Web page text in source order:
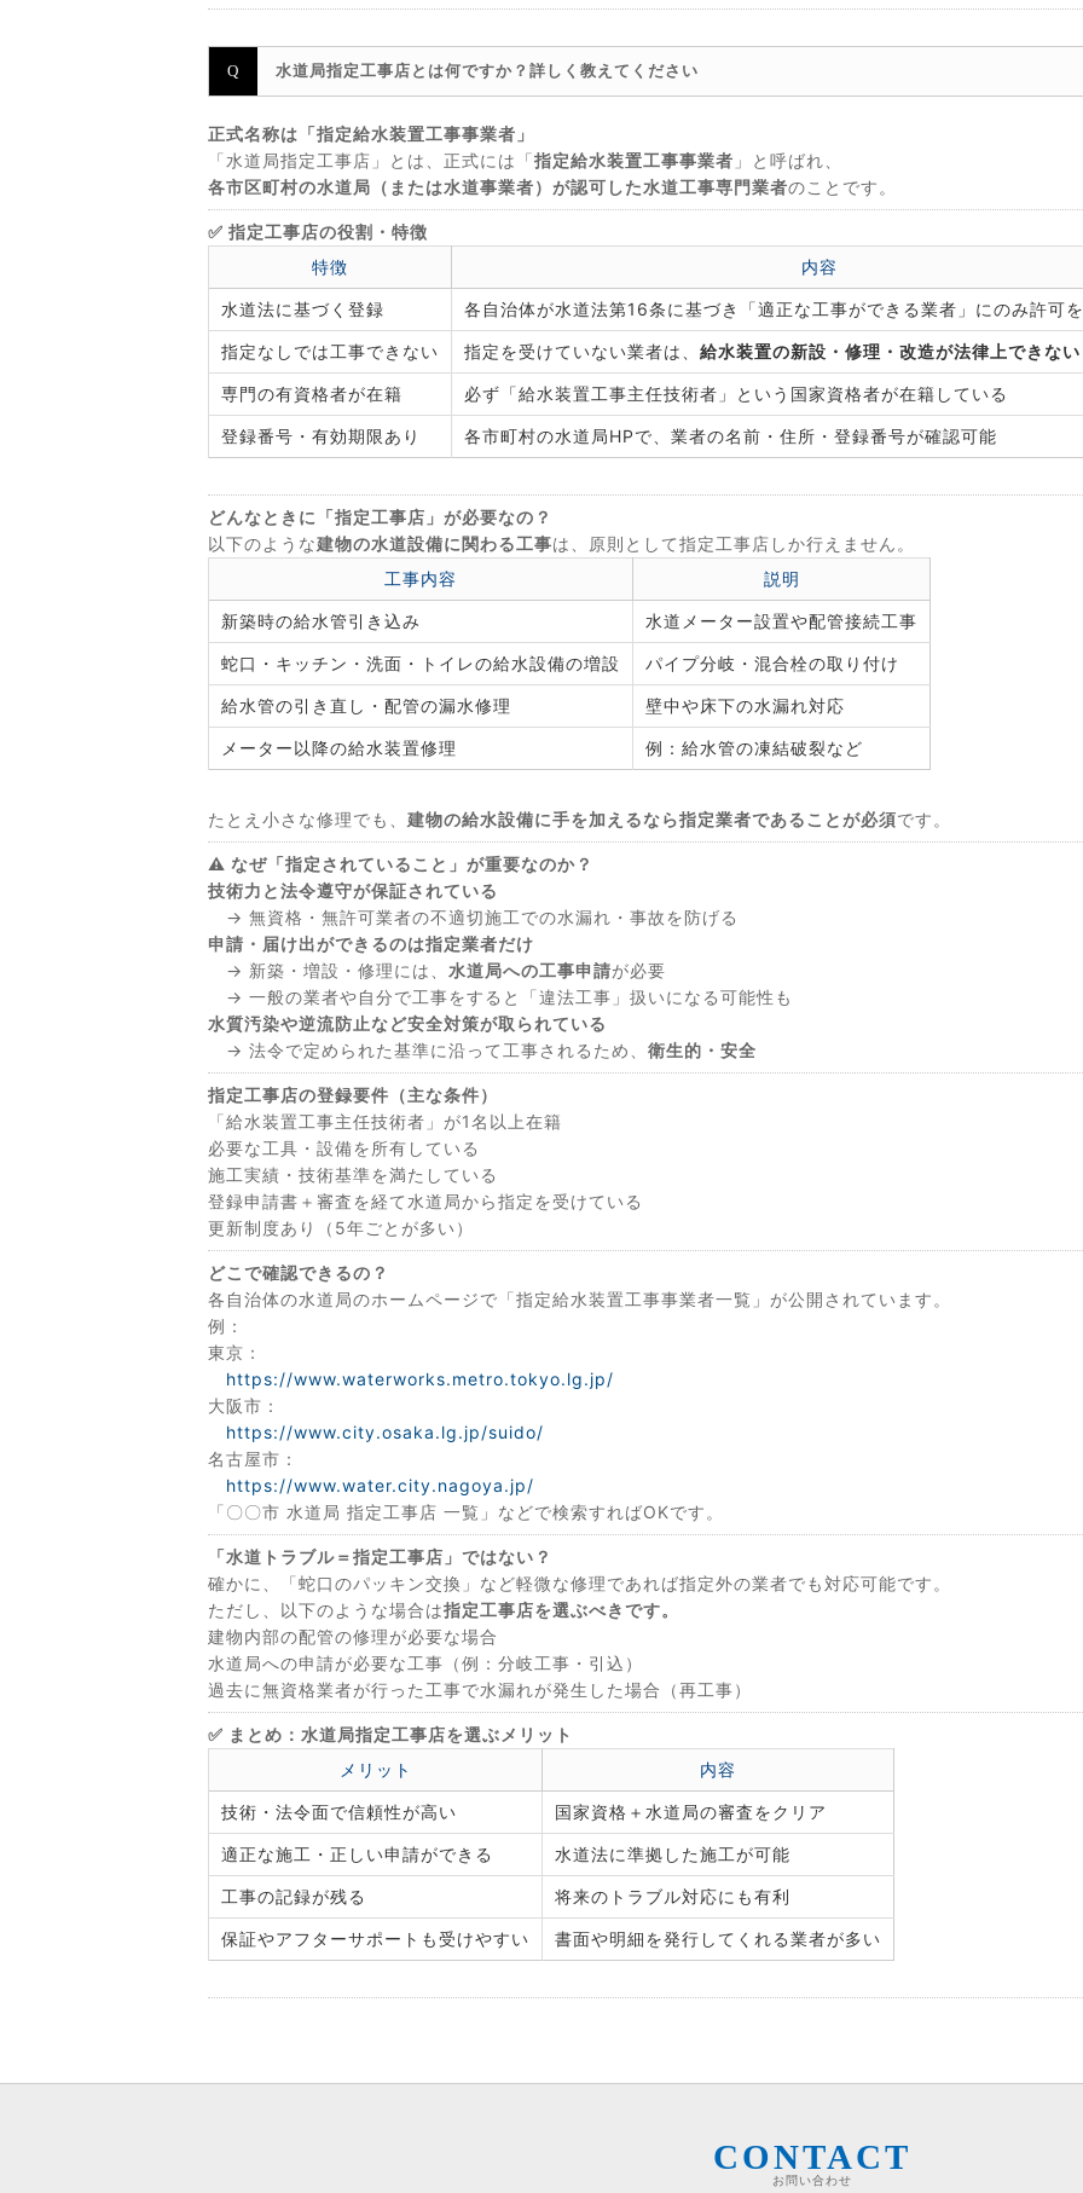
水道局指定工事店とは何ですか？詳しく教えてください
正式名称は「指定給水装置工事事業者」
「水道局指定工事店」とは、正式には「指定給水装置工事事業者 」と呼ばれ、
各市区町村の水道局（または水道事業者）が認可した水道工事専門業者のことです。
✅ 指定工事店の役割・特徴
特徴
内容
水道法に基づく登録 各自治体が水道法第16条に基づき「適正な工事ができる業者」にのみ許可
指定なしでは工事できない 指定を受けていない業者は、 給水装置の新設・修理・改造が法律上できない
専門の有資格者が在籍 必ず「給水装置工事主任技術者」という国家資格者が在籍している
登録番号・有効期限あり 各市町村の水道局HPで、業者の名前・住所・登録番号が確認可能
どんなときに「指定工事店」が必要なの？
以下のような建物の水道設備に関わる工事は、原則として指定工事店しか行えません。
工事内容
説明
新築時の給水管引き込み 水道メーター設置や配管接続工事
蛇口・キッチン・洗面・トイレの給水設備の増設 パイプ分岐・混合栓の取り付け
給水管の引き直し・配管の漏水修理 壁中や床下の水漏れ対応
メーター以降の給水装置修理 例：給水管の凍結破裂など
たとえ小さな修理でも、 建物の給水設備に手を加えるなら指定業者であることが必須です。
⚠ なぜ「指定されていること」が重要なのか？
技術力と法令遵守が保証されている
→ 無資格・無許可業者の不適切施工での水漏れ・事故を防げる
申請・届け出ができるのは指定業者だけ
→ 新築・増設・修理には、 水道局への工事申請が必要
→ 一般の業者や自分で工事をすると「違法工事」扱いになる可能性も
水質汚染や逆流防止など安全対策が取られている
→ 法令で定められた基準に沿って工事されるため、 衛生的・安全
指定工事店の登録要件（主な条件）
「給水装置工事主任技術者」が1名以上在籍
必要な工具・設備を所有している
施工実績・技術基準を満たしている
登録申請書＋審査を経て水道局から指定を受けている
更新制度あり（5年ごとが多い）
どこで確認できるの？
各自治体の水道局のホームページで「指定給水装置工事事業者一覧」が公開されています。
例：
東京：
https://www.waterworks.metro.tokyo.lg.jp/
大阪市：
https://www.city.osaka.lg.jp/suido/
名古屋市：
https://www.water.city.nagoya.jp/
「〇〇市 水道局 指定工事店 一覧」などで検索すればOKです。
「水道トラブル＝指定工事店」ではない？
確かに、「蛇口のパッキン交換」など軽微な修理であれば指定外の業者でも対応可能です。
ただし、以下のような場合は指定工事店を選ぶべきです。
建物内部の配管の修理が必要な場合
水道局への申請が必要な工事（例：分岐工事・引込）
過去に無資格業者が行った工事で水漏れが発生した場合（再工事）
✅ まとめ：水道局指定工事店を選ぶメリット
メリット
内容
技術・法令面で信頼性が高い 国家資格＋水道局の審査をクリア
適正な施工・正しい申請ができる 水道法に準拠した施工が可能
工事の記録が残る 将来のトラブル対応にも有利
保証やアフターサポートも受けやすい 書面や明細を発行してくれる業者が多い
CONTACT
お問い合わせ